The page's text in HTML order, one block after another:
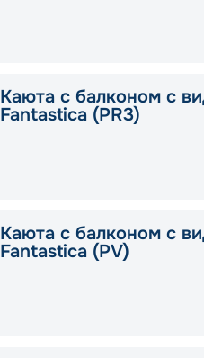
Каюта с балконом с
Fantastica (PR3)
Каюта с балконом с
Fantastica (PV)